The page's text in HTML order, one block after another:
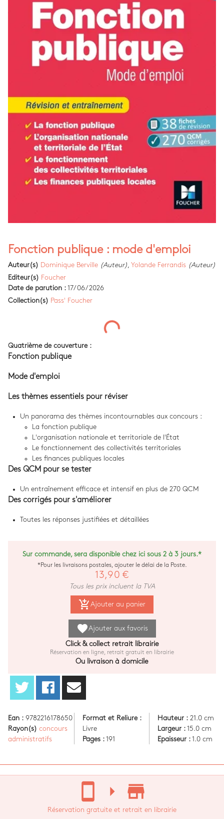
Fonction publique : mode d'emploi
Auteur(s) Dominique Berville (Auteur) Yolande Ferrandis (Auteur)
Editeur(s) Foucher
Date de parution : 17/06/2026
Collection(s) Pass' Foucher
Quatrième de couverture :
Fonction publique
Mode d'emploi
Les thèmes essentiels pour réviser
Un panorama des thèmes incontournables aux concours :
La fonction publique
L'organisation nationale et territoriale de l'État
Le fonctionnement des collectivités territoriales
Les finances publiques locales
Des QCM pour se tester
Un entraînement efficace et intensif en plus de 270 QCM
Des corrigés pour s'améliorer
Toutes les réponses justifiées et détaillées
Sur commande, sera disponible chez ici sous 2 à 3 jours.*
*Pour les livraisons postales, ajouter le délai de la Poste.
13,90 €
Tous les prix incluent la TVA
add_shopping_cart Ajouter au panier
favoriteAjouter aux favoris
Click & collect retrait librairie
Réservation en ligne, retrait gratuit en librairie
Ou livraison à domicile
Ean : 9782216178650
Rayon(s) concours
administratifs
Format et Reliure :
Livre
Pages : 191
Hauteur :21.0 cm
Largeur :15.0 cm
Epaisseur :1.0 cm
stay_current_portrait arrow_right store_mall_directory
Réservation gratuite et retrait en librairie